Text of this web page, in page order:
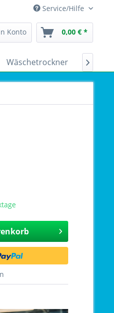
Service/Hilfe
Konto 0,00 € *
Wäschetrockner 